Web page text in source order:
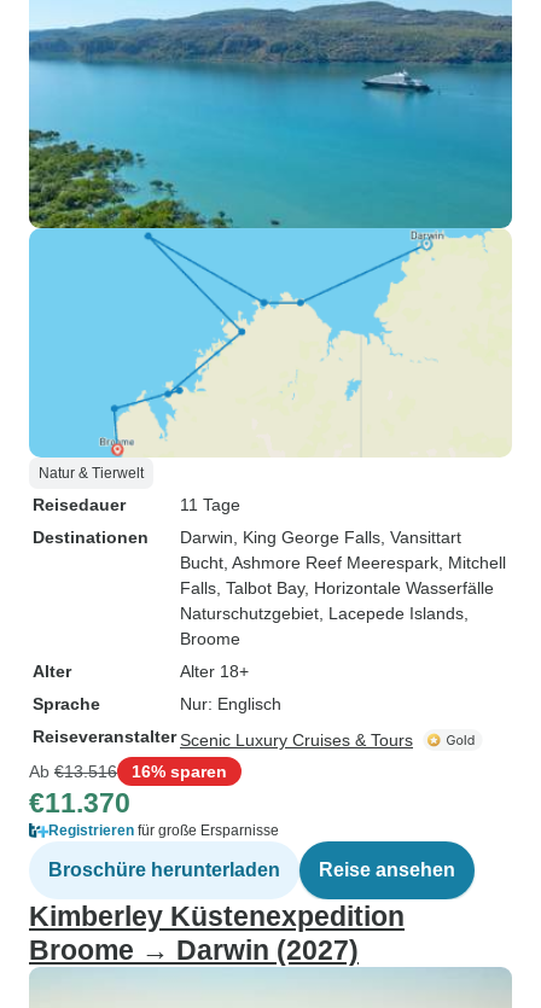
Natur & Tierwelt
Reisedauer
11 Tage
Destinationen
Darwin , King George Falls , Vansittart
Bucht , Ashmore Reef Meerespark , Mitchell
Falls , Talbot Bay, Horizontale Wasserfälle
Naturschutzgebiet , Lacepede Islands
Broome
Alter
Alter 18+
Sprache
Nur: Englisch
ReiseveranstalterScenic Luxury Cruises & Tours
Ab €13.516 16% sparen
€11.370
Registrieren für große Ersparnisse
Broschüre herunterladen Reise ansehen
Kimberley Küstenexpedition
Broome → Darwin (2027)